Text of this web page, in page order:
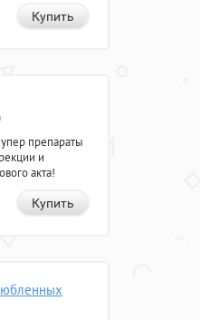
Купить
препараты
и
акта!
Купить